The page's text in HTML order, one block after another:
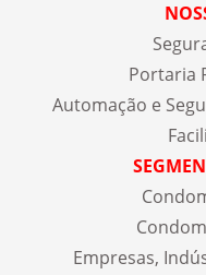
Portaria
Automação e
Empresas,